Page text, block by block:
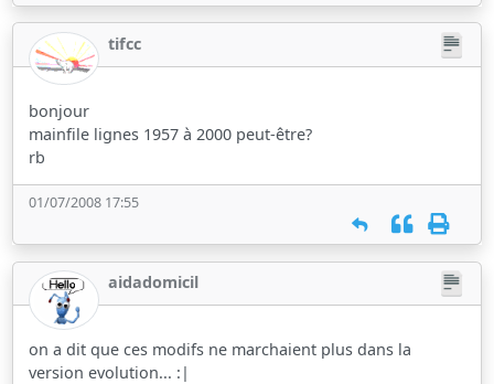
tifcc
bonjour
mainfile lignes 1957 à 2000 peut-être?
rb
01/07/2008 17:55
aidadomicil
on a dit que ces modifs ne marchaient plus dans la
version evolution... :|